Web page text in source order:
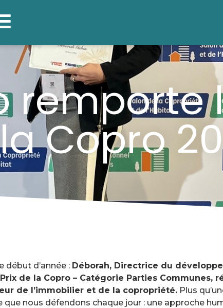
remporte
Copro
début d’année : Déborah, Directrice du
de la Copro – Catégorie Parties Communes,
de l’immobilier et de la copropriété. Plus
nous défendons chaque jour : une approche